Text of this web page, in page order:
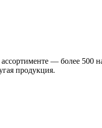
— более 500
продукция.